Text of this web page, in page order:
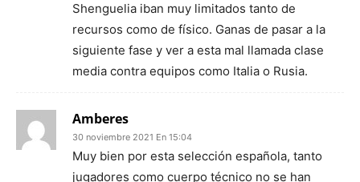
Shenguelia iban muy limitados tanto de
recursos como de físico. Ganas de pasar a la
siguiente fase y ver a esta mal llamada clase
media contra equipos como Italia o Rusia.
Amberes
30 noviembre 2021 En 15:04
Muy bien por esta selección española, tanto
jugadores como cuerpo técnico no se han